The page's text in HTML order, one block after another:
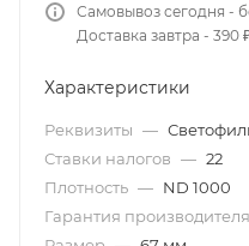
Самовывоз сегодня -
Доставка завтра - 390
Характеристики
Реквизиты —
Ставки налогов — 22
Плотность — ND 1000
Гарантия производителя